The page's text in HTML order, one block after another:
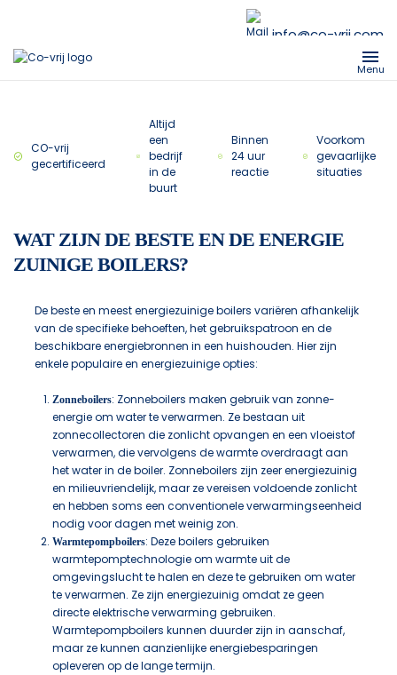
info@co-vrij.com
Menu
CO-vrij
gecertificeerd
Altijd
een
bedrijf
in de
buurt
Binnen
24 uur
reactie
Voorkom
gevaarlijke
situaties
WAT ZIJN DE BESTE EN DE ENERGIE
ZUINIGE BOILERS?
De beste en meest energiezuinige boilers variëren afhankelijk
van de specifieke behoeften, het gebruikspatroon en de
beschikbare energiebronnen in een huishouden. Hier zijn
enkele populaire en energiezuinige opties:
Zonneboilers: Zonneboilers maken gebruik van zonne-
energie om water te verwarmen. Ze bestaan uit
zonnecollectoren die zonlicht opvangen en een vloeistof
verwarmen, die vervolgens de warmte overdraagt aan
het water in de boiler. Zonneboilers zijn zeer energiezuinig
en milieuvriendelijk, maar ze vereisen voldoende zonlicht
en hebben soms een conventionele verwarmingseenheid
nodig voor dagen met weinig zon.
Warmtepompboilers: Deze boilers gebruiken
warmtepomptechnologie om warmte uit de
omgevingslucht te halen en deze te gebruiken om water
te verwarmen. Ze zijn energiezuinig omdat ze geen
directe elektrische verwarming gebruiken.
Warmtepompboilers kunnen duurder zijn in aanschaf,
maar ze kunnen aanzienlijke energiebesparingen
opleveren op de lange termijn.